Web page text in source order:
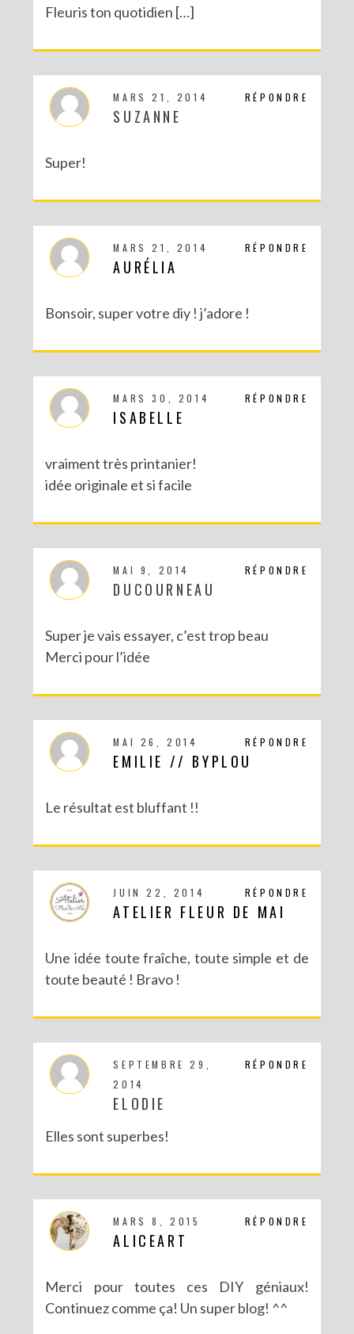
Fleuris ton quotidien […]
RÉPONDRE
MARS 21, 2014
SUZANNE
Super!
RÉPONDRE
MARS 21, 2014
AURÉLIA
Bonsoir, super votre diy ! j’adore !
RÉPONDRE
MARS 30, 2014
ISABELLE
vraiment très printanier!
idée originale et si facile
RÉPONDRE
MAI 9, 2014
DUCOURNEAU
Super je vais essayer, c’est trop beau
Merci pour l’idée
RÉPONDRE
MAI 26, 2014
EMILIE // BYPLOU
Le résultat est bluffant !!
RÉPONDRE
JUIN 22, 2014
ATELIER FLEUR DE MAI
Une idée toute fraîche, toute simple et de
toute beauté ! Bravo !
RÉPONDRE
SEPTEMBRE 29,
2014
ELODIE
Elles sont superbes!
RÉPONDRE
MARS 8, 2015
ALICEART
Merci pour toutes ces DIY géniaux!
Continuez comme ça! Un super blog! ^^